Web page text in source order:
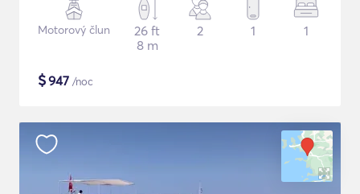
Motorový člun
26 ft
8 m
2 1 1
$947 /noc